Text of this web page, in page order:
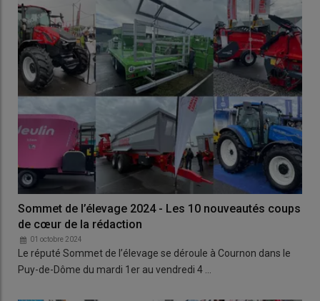
Sommet de l’élevage 2024 - Les 10 nouveautés coups
de cœur de la rédaction
01 octobre 2024
Le réputé Sommet de l’élevage se déroule à Cournon dans le
Puy-de-Dôme du mardi 1er au vendredi 4 …